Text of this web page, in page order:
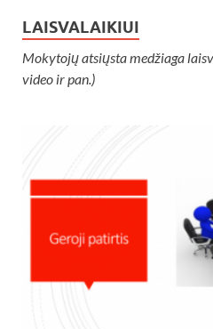
LAISVALAIKIUI
Mokytojų atsiųsta medžiaga
video ir pan.)